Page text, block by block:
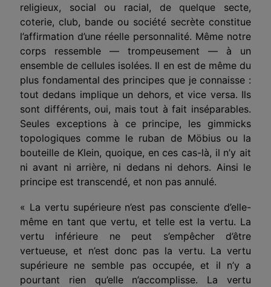
religieux, social ou racial, de quelque secte,
coterie, club, bande ou société secrète constitue
l’affirmation d’une réelle personnalité. Même notre
corps ressemble — trompeusement — à un
ensemble de cellules isolées. Il en est de même du
plus fondamental des principes que je connaisse :
tout dedans implique un dehors, et vice versa. Ils
sont différents, oui, mais tout à fait inséparables.
Seules exceptions à ce principe, les gimmicks
topologiques comme le ruban de Möbius ou la
bouteille de Klein, quoique, en ces cas-là, il n’y ait
ni avant ni arrière, ni dedans ni dehors. Ainsi le
principe est transcendé, et non pas annulé.
« La vertu supérieure n’est pas consciente d’elle-
même en tant que vertu, et telle est la vertu. La
vertu inférieure ne peut s’empêcher d’être
vertueuse, et n’est donc pas la vertu. La vertu
supérieure ne semble pas occupée, et il n’y a
pourtant rien qu’elle n’accomplisse. La vertu